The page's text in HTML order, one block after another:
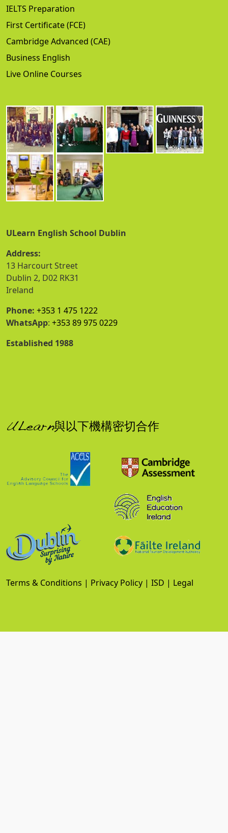
IELTS Preparation
First Certificate (FCE)
Cambridge Advanced (CAE)
Business English
Live Online Courses
ULearn English School Dublin
Address:
13 Harcourt Street
Dublin 2, D02 RK31
Ireland
Phone: +353 1 475 1222
WhatsApp: +353 89 975 0229
Established 1988
ULearn與以下機構密切合作
Terms & Conditions | Privacy Policy | ISD | Legal